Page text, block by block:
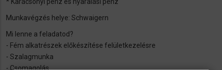
Munkavégzés helye: Schwaigern
Mi lenne a feladatod?
- Fém alkatrészek előkészítése felületkezelésre
- Szalagmunka
- Csomagolás